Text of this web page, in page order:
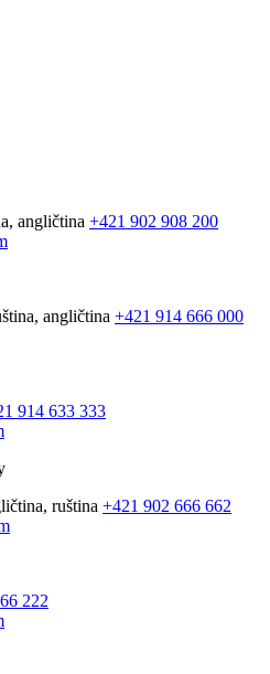
angličtina +421 902 908 200
angličtina +421 914 666 000
914 633 333
ruština +421 902 666 662
222